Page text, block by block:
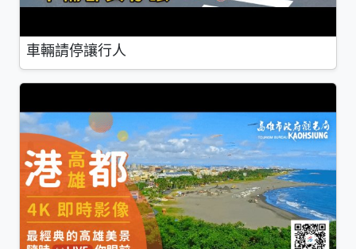
車輛請停讓行人